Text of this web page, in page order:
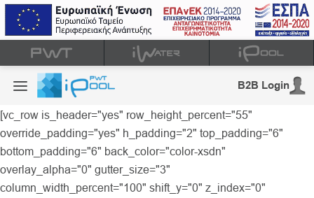
B2B Login
[vc_row is_header="yes" row_height_percent="55"
override_padding="yes" h_padding="2" top_padding="6"
bottom_padding="6" back_color="color-xsdn"
overlay_alpha="0" gutter_size="3"
column_width_percent="100" shift_y="0" z_index="0"